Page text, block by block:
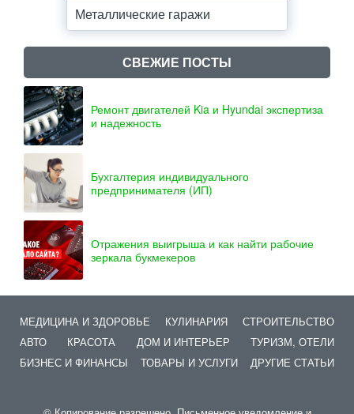
Металлические гаражи
СВЕЖИЕ ПОСТЫ
Ремонт двигателей Kia и Hyundai экспертиза
и надежность
Бухгалтерия индивидуального
предпринимателя (ИП)
Отражения выигрыша и как найти рабочие
зеркала букмекеров
МЕДИЦИНА И ЗДОРОВЬЕ КУЛИНАРИЯ
СТРОИТЕЛЬСТВО
АВТО
КРАСОТА ДОМ И ИНТЕРЬЕР
ТУРИЗМ, ОТЕЛИ
БИЗНЕС И ФИНАНСЫ
ТОВАРЫ И УСЛУГИ ДРУГИЕ СТАТЬИ